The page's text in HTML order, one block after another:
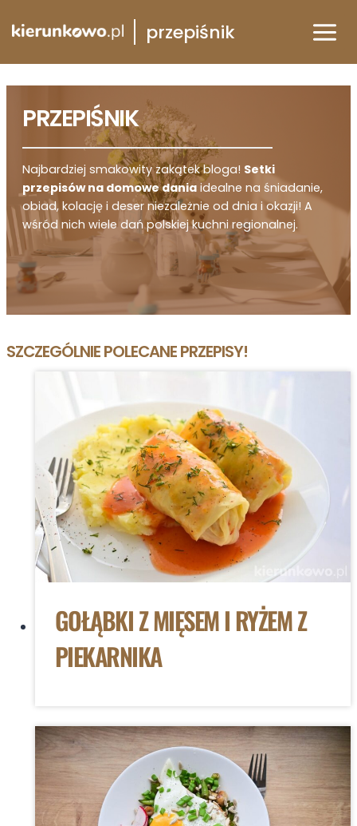
do
przepiśnik
PRZEPIŚNIK
Najbardziej smakowity zakątek bloga! Setki
przepisów na domowe dania idealne na śniadanie,
obiad, kolację i deser niezależnie od dnia i okazji! A
wśród nich wiele dań polskiej kuchni regionalnej.
SZCZEGÓLNIE POLECANE PRZEPISY!
GOŁĄBKI Z MIĘSEM I RYŻEM Z
PIEKARNIKA